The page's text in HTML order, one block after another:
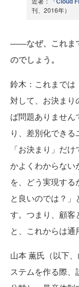
刊、2016年）
――なぜ、これま
のでしょう。
鈴木 ：これまで
対して、お決ま
ば問題ありません
り、差別化できる
「お決まり」だ
かよくわからない
を、どう実現す
と良いのでは？」
す。つまり、顧客
と、これからは通
山本 薫氏（以下、
ステムを作る際